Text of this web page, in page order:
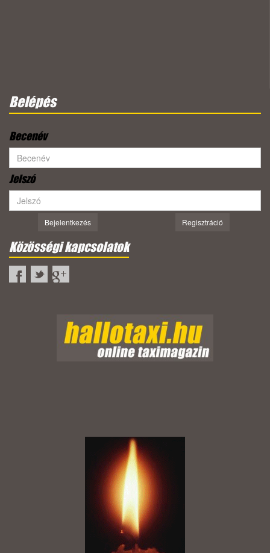
Belépés
Becenév
Jelszó
Bejelentkezés Regisztráció
Közösségi kapcsolatok